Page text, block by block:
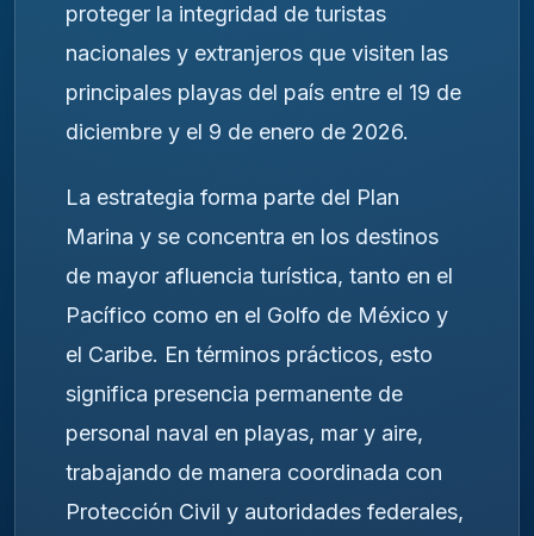
proteger la integridad de turistas
nacionales y extranjeros que visiten las
principales playas del país entre el 19 de
diciembre y el 9 de enero de 2026.
La estrategia forma parte del Plan
Marina y se concentra en los destinos
de mayor afluencia turística, tanto en el
Pacífico como en el Golfo de México y
el Caribe. En términos prácticos, esto
significa presencia permanente de
personal naval en playas, mar y aire,
trabajando de manera coordinada con
Protección Civil y autoridades federales,